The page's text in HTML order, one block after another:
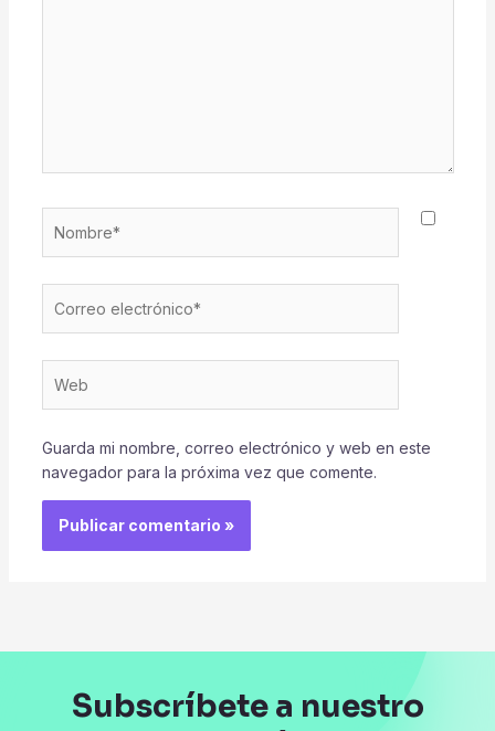
electrónico*
Guarda mi nombre, correo electrónico y web en este
navegador para la próxima vez que comente.
Subscríbete a nuestro